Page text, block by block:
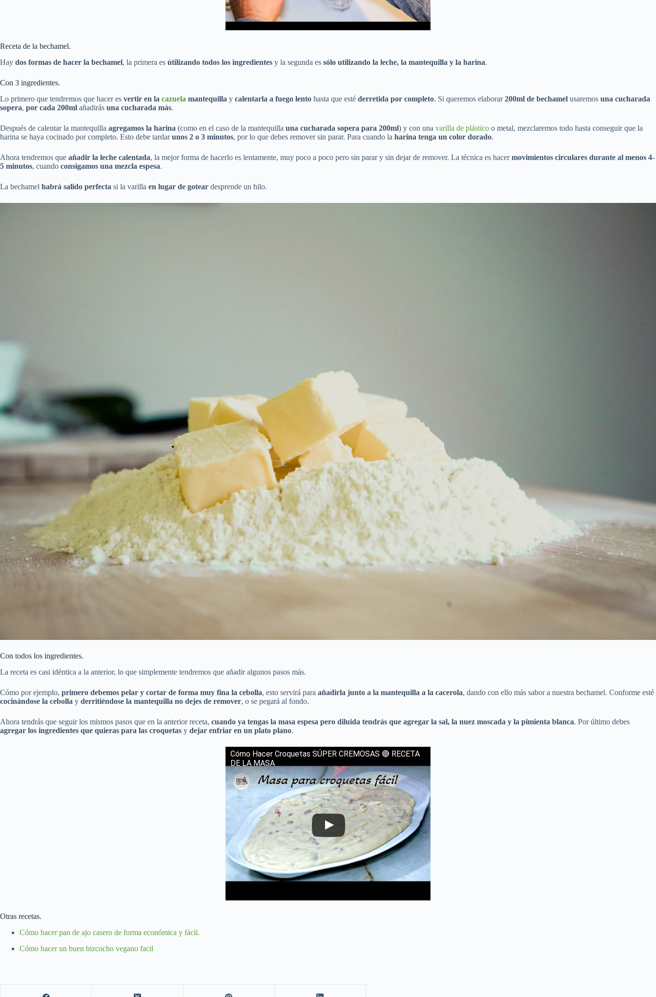
Receta de la bechamel.
Hay dos formas de hacer la bechamel, la primera es útilizando todos los ingredientes y la segunda es sólo utilizando la leche, la mantequilla y la harina.
Con 3 ingredientes.
Lo primero que tendremos que hacer es vertir en la cazuela mantequilla y calentarla a fuego lento hasta que esté derretida por completo. Si queremos elaborar200ml de bechamel usaremos una cucharada
sopera, por cada 200ml añadirás una cucharada más.
Después de calentar la mantequilla agregamos la harina (como en el caso de la mantequilla una cucharada sopera para 200ml) y con una varilla de plástico o metal, mezclaremos todo hasta conseguir que la
harina se haya cocinado por completo. Esto debe tardarunos 2 o 3 minutos, por lo que debes remover sin parar. Para cuando la harina tenga un color dorado.
Ahora tendremos que añadir la leche calentada, la mejor forma de hacerlo es lentamente, muy poco a poco pero sin parar y sin dejar de remover. La técnica es hacermovimientos circulares durante al menos 4-
5 minutos, cuando consigamos una mezcla espesa.
La bechamel habrá salido perfecta si la varilla en lugar de gotear desprende un hilo.
Con todos los ingredientes.
La receta es casi idéntica a la anterior, lo que simplemente tendremos que añadir algunos pasos más.
Cómo por ejemplo, primero debemos pelar y cortar de forma muy fina la cebolla, esto servirá para añadirla junto a la mantequilla a la cacerola, dando con ello más sabor a nuestra bechamel. Conforme esté
cocinándose la cebolla y derritiéndose la mantequilla no dejes de remover, o se pegará al fondo.
Ahora tendrás que seguir los mismos pasos que en la anterior receta, cuando ya tengas la masa espesa pero diluida tendrás que agregar la sal, la nuez moscada y la pimienta blanca. Por último debes
agregar los ingredientes que quieras para las croquetas y dejar enfriar en un plato plano.
Cómo Hacer Croquetas SÚPER CREMOSAS 🔴 RECETA
DE LA MASA
Otras recetas.
Cómo hacer pan de ajo casero de forma económica y fácil.
Cómo hacer un buen bizcocho vegano facil